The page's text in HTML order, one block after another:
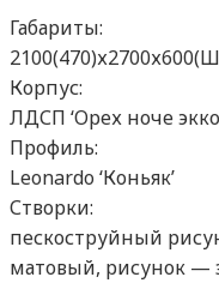
Габариты:
Корпус:
ЛДСП ‘Орех ноче
Профиль:
Leonardo ‘Коньяк’
Створки:
пескоструйный
матовый, рисунок —